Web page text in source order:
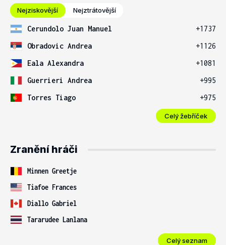
Nejziskovější Nejztrátovější
Cerundolo Juan Manuel
+1737
Obradovic Andrea
+1126
Eala Alexandra
+1081
Guerrieri Andrea
+995
Torres Tiago
+975
Celý žebříček
Zranění hráči
Minnen Greetje
Tiafoe Frances
Diallo Gabriel
Tararudee Lanlana
Celý seznam